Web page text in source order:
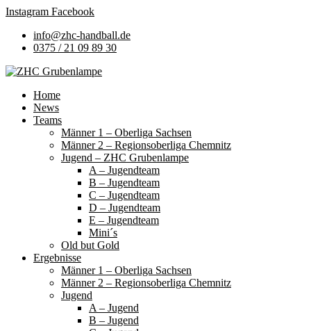
Instagram Facebook
info@zhc-handball.de
0375 / 21 09 89 30
Home
News
Teams
Männer 1 – Oberliga Sachsen
Männer 2 – Regionsoberliga Chemnitz
Jugend – ZHC Grubenlampe
A – Jugendteam
B – Jugendteam
C – Jugendteam
D – Jugendteam
E – Jugendteam
Mini´s
Old but Gold
Ergebnisse
Männer 1 – Oberliga Sachsen
Männer 2 – Regionsoberliga Chemnitz
Jugend
A – Jugend
B – Jugend